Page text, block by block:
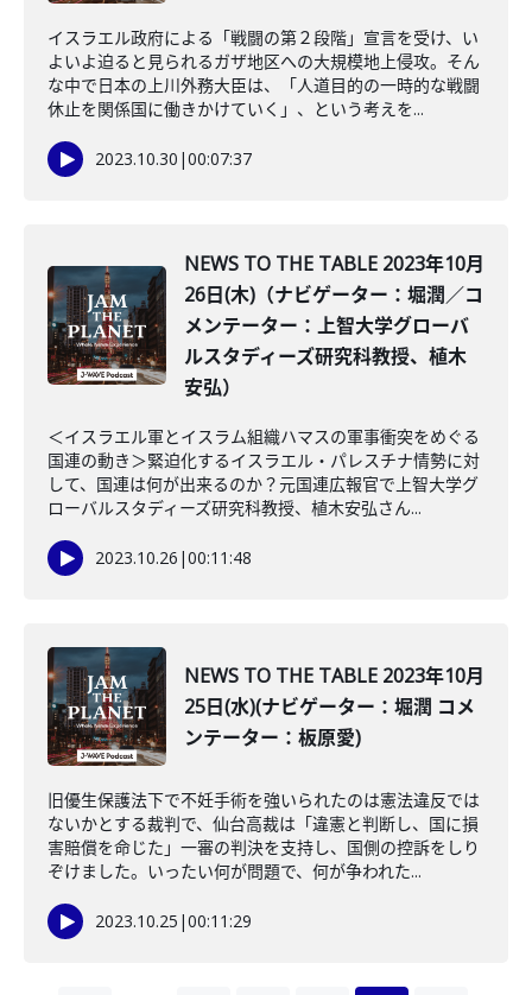
イスラエル政府による「戦闘の第２段階」宣言を受け、い
よいよ迫ると見られるガザ地区への大規模地上侵攻。そん
な中で日本の上川外務大臣は、「人道目的の一時的な戦闘
休止を関係国に働きかけていく」、という考えを...
2023.10.30 |00:07:37
NEWS TO THE TABLE 2023年10月
26日(木)（ナビゲーター：堀潤／コ
メンテーター：上智大学グローバ
ルスタディーズ研究科教授、植木
安弘）
＜イスラエル軍とイスラム組織ハマスの軍事衝突をめぐる
国連の動き＞緊迫化するイスラエル・パレスチナ情勢に対
して、国連は何が出来るのか？元国連広報官で上智大学グ
ローバルスタディーズ研究科教授、植木安弘さん...
2023.10.26 |00:11:48
NEWS TO THE TABLE 2023年10月
25日(水)(ナビゲーター：堀潤 コメ
ンテーター：板原愛)
旧優生保護法下で不妊手術を強いられたのは憲法違反では
ないかとする裁判で、仙台高裁は「違憲と判断し、国に損
害賠償を命じた」一審の判決を支持し、国側の控訴をしり
ぞけました。いったい何が問題で、何が争われた...
2023.10.25 |00:11:29